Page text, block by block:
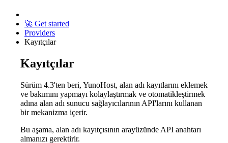
🚀 Get started
Providers
Kayıtçılar
Kayıtçılar
Sürüm 4.3'ten beri, YunoHost, alan adı kayıtlarını eklemek
ve bakımını yapmayı kolaylaştırmak ve otomatikleştirmek
adına alan adı sunucu sağlayıcılarının API'larını kullanan
bir mekanizma içerir.
Bu aşama, alan adı kayıtçısının arayüzünde API anahtarı
almanızı gerektirir.